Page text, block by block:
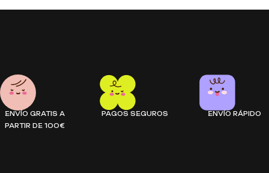
ENVÍO GRATIS A
PARTIR DE 100€
PAGOS SEGUROS ENVÍO RÁPIDO